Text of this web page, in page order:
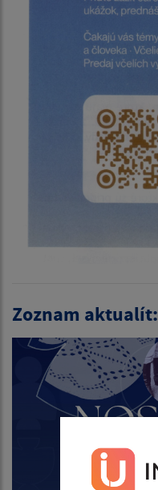
Zoznam aktualít: